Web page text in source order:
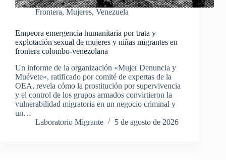
Frontera, Mujeres, Venezuela
Empeora emergencia humanitaria por trata y
explotación sexual de mujeres y niñas migrantes en
frontera colombo-venezolana
Un informe de la organización «Mujer Denuncia y
Muévete», ratificado por comité de expertas de la
OEA, revela cómo la prostitución por supervivencia
y el control de los grupos armados convirtieron la
vulnerabilidad migratoria en un negocio criminal y
un…
Laboratorio Migrante
5 de agosto de 2026